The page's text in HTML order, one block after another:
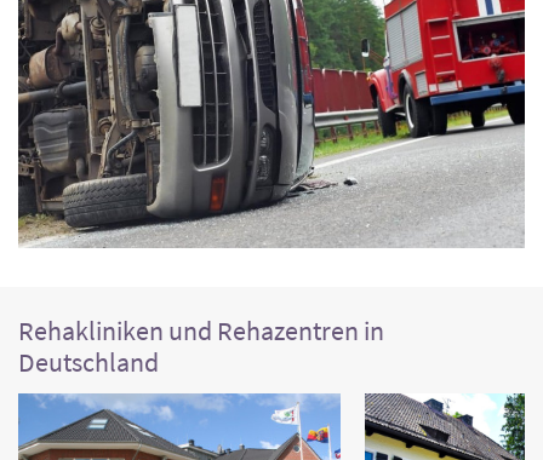
Rehakliniken und Rehazentren in
Deutschland